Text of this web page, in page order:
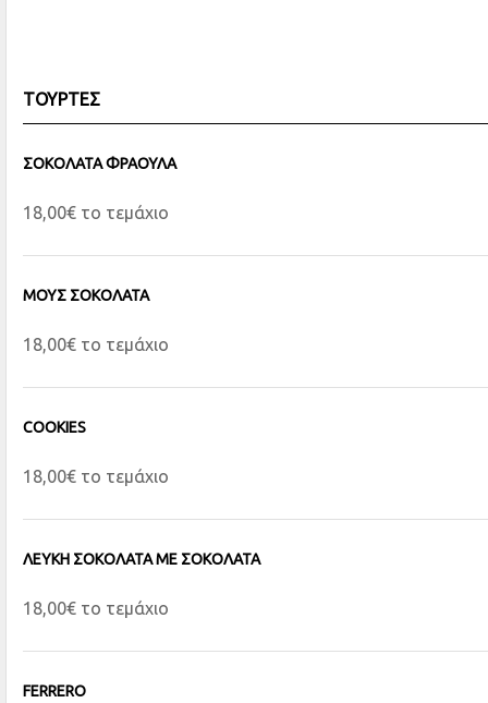
ΤΟΥΡΤΕΣ
ΣΟΚΟΛΑΤΑ ΦΡΑΟΥΛΑ
18,00€ το τεμάχιο
ΜΟΥΣ ΣΟΚΟΛΑΤΑ
18,00€ το τεμάχιο
COOKIES
18,00€ το τεμάχιο
ΛΕΥΚΗ ΣΟΚΟΛΑΤΑ ΜΕ ΣΟΚΟΛΑΤΑ
18,00€ το τεμάχιο
FERRERO